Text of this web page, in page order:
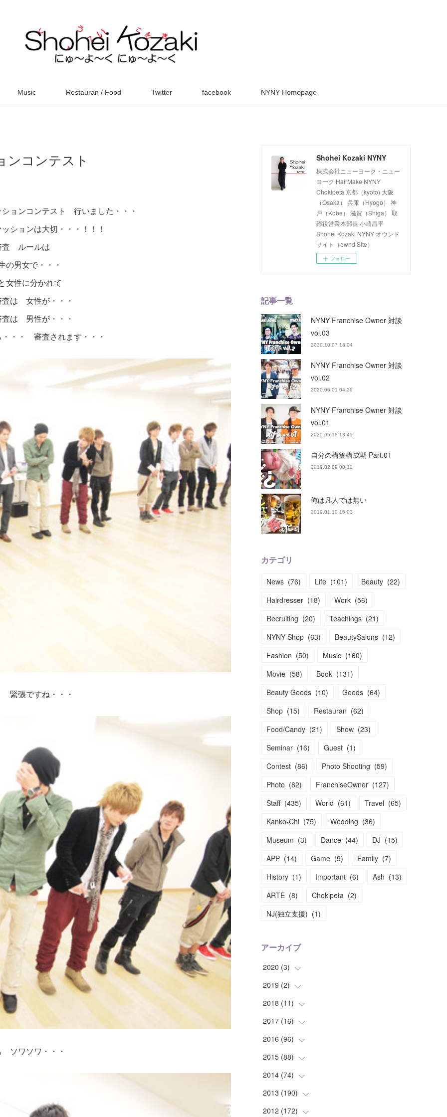
Music Restauran / Food Twitter facebook NYNY Homepage
ンコンテスト
ョンコンテスト 行いました・・・
ションは大切・・・！！！
査 ルールは
の男女で・・・
女性に分かれて
査は 女性が・・・
査は 男性が・・・
・・ 審査されます・・・
緊張ですね・・・
ソワソワ・・・
Shohei Kozaki NYNY
株式会社ニューヨーク・ニュー
ヨーク HairMake NYNY
Chokipeta 京都（kyoto) 大阪
（Osaka） 兵庫（Hyogo） 神
戸（Kobe） 滋賀（Shiga） 取
締役営業本部長 小崎昌平
Shohei Kozaki NYNY オウンド
サイト（ownd Site）
フォロー
記事一覧
NYNY Franchise Owner 対談
vol.03
2020.10.07 13:04
NYNY Franchise Owner 対談
vol.02
2020.06.01 04:39
NYNY Franchise Owner 対談
vol.01
2020.05.18 13:45
自分の構築構成期 Part.01
2019.02.09 08:12
俺は凡人では無い
2019.01.10 15:03
カテゴリ
News (76) Life (101) Beauty (22)
Hairdresser (18) Work (56)
Recruiting (20) Teachings (21)
NYNY Shop (63) BeautySalons (12)
Fashion (50) Music (160)
Movie (58) Book (131)
Beauty Goods (10) Goods (64)
Shop (15) Restauran (62)
Food/Candy (21) Show (23)
Seminar (16) Guest (1)
Contest (86) Photo Shooting (59)
Photo (82) FranchiseOwner (127)
Staff (435) World (61) Travel (65)
Kanko-Chi (75) Wedding (36)
Museum (3) Dance (44) DJ (15)
APP (14) Game (9) Family (7)
History (1) Important (6) Ash (13)
ARTE (8) Chokipeta (2)
NJ(独立支援) (1)
アーカイブ
2020 (3)
(1
( 1)
(1)
2019 (2)
( 1)
(1)
2018 (11)
(2)
(1)
(1)
(1)
(3)
(2)
2017 (16)
(1)
(2)
(1)
(3)
(1)
2016 (96)
(2)
(5)
(6)
(3)
2015 (88)
(4)
(7)
(6)
2014 (74)
(9)
(14)
2013 (190)
(17)
2012 (172)